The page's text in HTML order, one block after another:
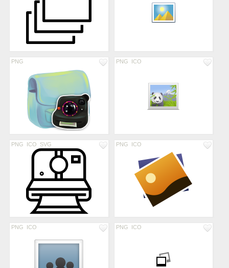
PNG PNG ICO
PNG ICO SVG PNG ICO
PNG ICO PNG ICO